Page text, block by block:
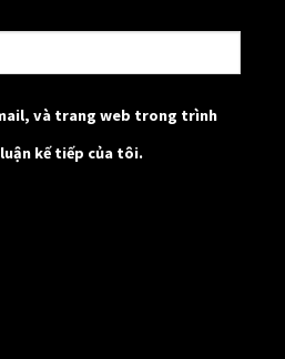
và trang web trong trình
kế tiếp của tôi.